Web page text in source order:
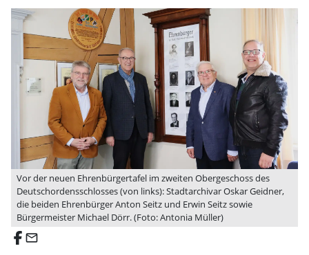
Vor der neuen Ehrenbürgertafel im zweiten Obergeschoss des
Deutschordensschlosses (von links): Stadtarchivar Oskar Geidner,
die beiden Ehrenbürger Anton Seitz und Erwin Seitz sowie
Bürgermeister Michael Dörr. (Foto: Antonia Müller)
email